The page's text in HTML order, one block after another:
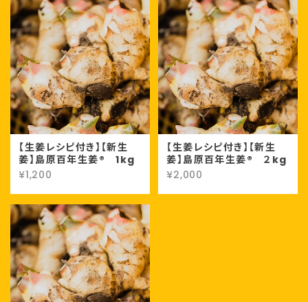
【生姜レシピ付き】【新生
姜】島原百年生姜® 1kg
¥1,200
【生姜レシピ付き】【新生
姜】島原百年生姜® ２kg
¥2,000